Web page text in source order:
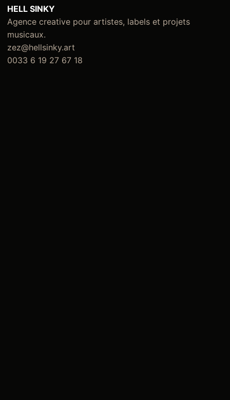
HELL SINKY
Agence creative pour artistes, labels et projets
musicaux.
zez@hellsinky.art
0033 6 19 27 67 18